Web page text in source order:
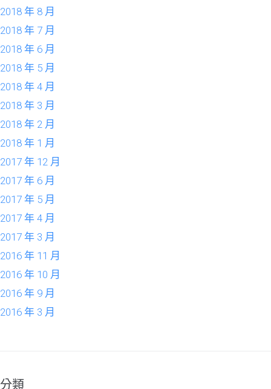
2018 年 8 月
2018 年 7 月
2018 年 6 月
2018 年 5 月
2018 年 4 月
2018 年 3 月
2018 年 2 月
2018 年 1 月
2017 年 12 月
2017 年 6 月
2017 年 5 月
2017 年 4 月
2017 年 3 月
2016 年 11 月
2016 年 10 月
2016 年 9 月
2016 年 3 月
分類